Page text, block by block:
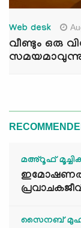
Web desk
വീണ്ടും ഒരു
മഅ്റൂഫ്
ഇമോഷണൽ
സൈനബ്